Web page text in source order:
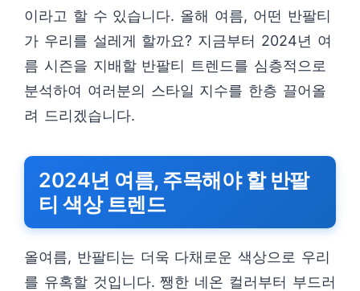
이라고 할 수 있습니다. 올해 여름, 어떤 반팔티
가 우리를 설레게 할까요? 지금부터 2024년 여
름 시즌을 지배할 반팔티 트렌드를 심층적으로
분석하여 여러분의 스타일 지수를 한층 끌어올
려 드리겠습니다.
2024년 여름, 주목해야 할 반팔
티 색상 트렌드
올여름, 반팔티는 더욱 다채로운 색상으로 우리
를 유혹할 것입니다. 쨍한 네온 컬러부터 부드러